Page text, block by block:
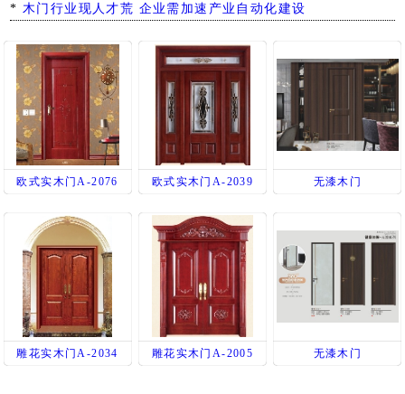
*木门行业现人才荒 企业需加速产业自动化建设
欧式实木门A-2076 欧式实木门A-2039 无漆木门
雕花实木门A-2034 雕花实木门A-2005 无漆木门